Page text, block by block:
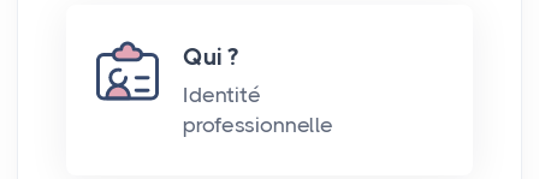
Qui ?
Identité
professionnelle